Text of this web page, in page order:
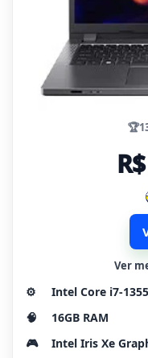
🏆
Ver
⚙️
Intel Core i7-
🧠
16GB RAM
🎮
Intel Iris Xe